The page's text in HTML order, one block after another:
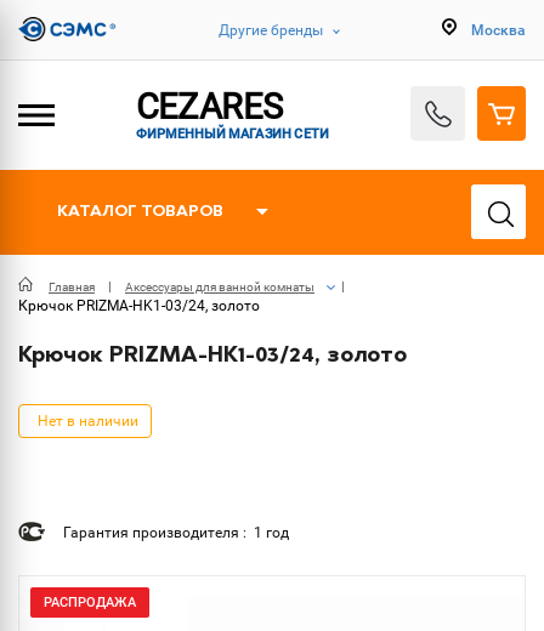
Другие бренды Москва
CEZARES
ФИРМЕННЫЙ МАГАЗИН СЕТИ
КАТАЛОГ ТОВАРОВ
Главная Аксессуары для ванной комнаты
Крючок PRIZMA-HK1-03/24, золото
Крючок PRIZMA-HK1-03/24, золото
Нет в наличии
Гарантия производителя : 1 год
РАСПРОДАЖА